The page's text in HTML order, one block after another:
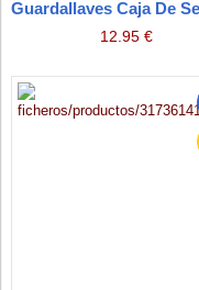
12.95 €